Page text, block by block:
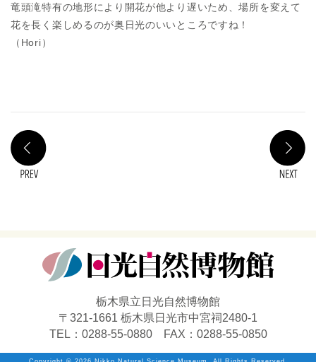
竜頭滝特有の地形により開花が他より遅いため、場所を変えて
花を長く楽しめるのが奥日光のいいところですね！
（Hori）
栃木県立日光自然博物館
〒321-1661 栃木県日光市中宮祠2480-1
TEL：0288-55-0880 FAX：0288-55-0850